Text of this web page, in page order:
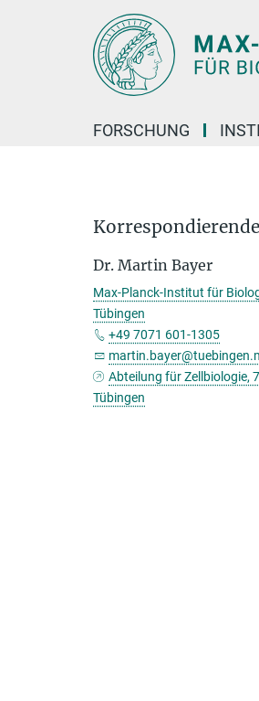
FORSCHUNG
Dr. Martin Bayer
Max-Planck-Institut für
Tübingen
+49 7071 601-1305
Abteilung für Zellbiologie,
Tübingen